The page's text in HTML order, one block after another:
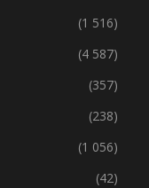
(1 516)
(4 587)
(357)
(238)
(1 056)
(42)